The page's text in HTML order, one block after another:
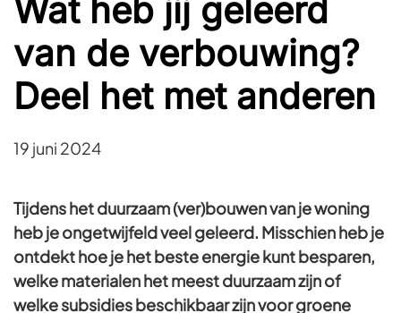
Wat heb jij geleerd
van de verbouwing?
Deel het met anderen
19 juni 2024
Tijdens het duurzaam (ver)bouwen van je woning
heb je ongetwijfeld veel geleerd. Misschien heb je
ontdekt hoe je het beste energie kunt besparen,
welke materialen het meest duurzaam zijn of
welke subsidies beschikbaar zijn voor groene